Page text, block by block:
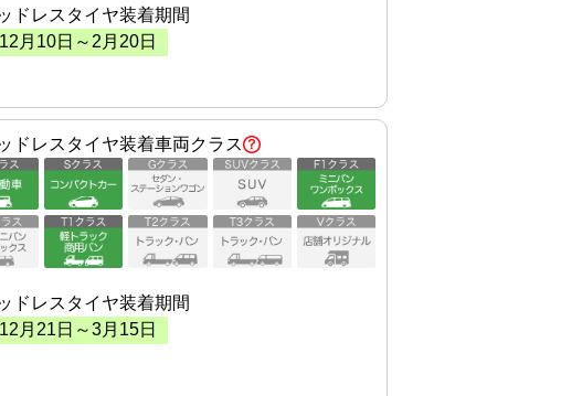
ドレスタイヤ装着期間
12 月 10日～ 2 月 20日
ドレスタイヤ装着車両クラス
ドレスタイヤ装着期間
12 月 21 日～3月 15日